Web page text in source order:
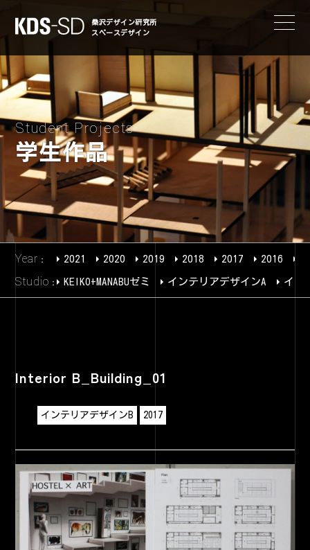
KDS-SD
桑沢デザイン研究所
スペースデザイン
Student Projects
学生作品
Year 2021 2020 2019 2018 2017 2016
Studio KEIKO+MANABUゼミ インテリアデザインA イン
Interior B_Building_01
インテリアデザインB 2017